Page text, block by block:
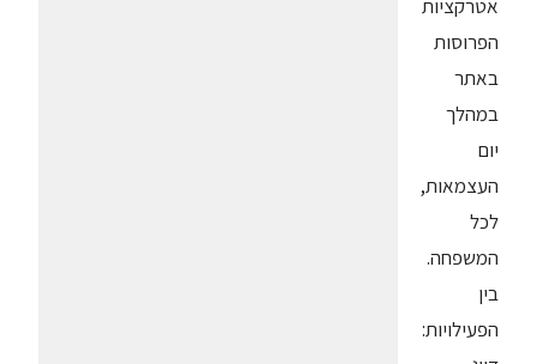
אטרקציות
הפרוסות
באתר
במהלך
יום
העצמאות,
לכל
המשפחה.
בין
הפעילויות: